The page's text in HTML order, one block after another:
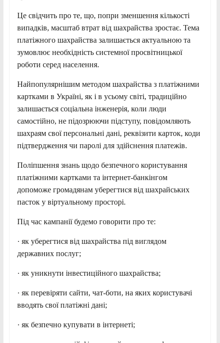
Це свідчить про те, що, попри зменшення кількості
випадків, масштаб втрат від шахрайства зростає. Тема
платіжного шахрайства залишається актуальною та
зумовлює необхідність системної просвітницької
роботи серед населення.
Найпопулярнішим методом шахрайства з платіжними
картками в Україні, як і в усьому світі, традиційно
залишається соціальна інженерія, коли люди
самостійно, не підозрюючи підступу, повідомляють
шахраям свої персональні дані, реквізити карток, коди
підтвердження чи паролі для здійснення платежів.
Поліпшення знань щодо безпечного користування
платіжними картками та інтернет-банкінгом
допоможе громадянам уберегтися від шахрайських
пасток у віртуальному просторі.
Під час кампанії будемо говорити про те:
· як уберегтися від шахрайства під виглядом
державних послуг;
· як уникнути інвестиційного шахрайства;
· як перевіряти сайти, чат-боти, на яких користувачі
вводять свої платіжні дані;
· як безпечно купувати в інтернеті;